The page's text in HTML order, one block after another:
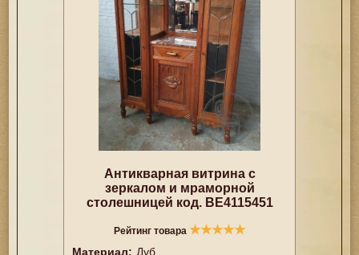
Антикварная витрина с
зеркалом и мраморной
столешницей код. BE4115451
Рейтинг товара ★★★★★
Материал: Дуб